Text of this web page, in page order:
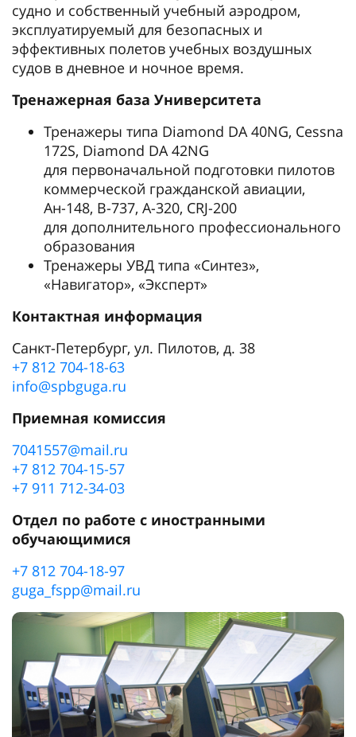
судно и собственный учебный аэродром,
эксплуатируемый для безопасных и
эффективных полетов учебных воздушных
судов в дневное и ночное время.
Тренажерная база Университета
Тренажеры типа Diamond DA 40NG, Cessna
172S, Diamond DA 42NG
для первоначальной подготовки пилотов
коммерческой гражданской авиации,
Ан-148, B-737, А-320, CRJ-200
для дополнительного профессионального
образования
Тренажеры УВД типа «Синтез»,
«Навигатор», «Эксперт»
Контактная информация
Санкт-Петербург, ул. Пилотов, д. 38
+7 812 704-18-63
info@spbguga.ru
Приемная комиссия
7041557@mail.ru
+7 812 704-15-57
+7 911 712-34-03
Отдел по работе с иностранными
обучающимися
+7 812 704-18-97
guga_fspp@mail.ru